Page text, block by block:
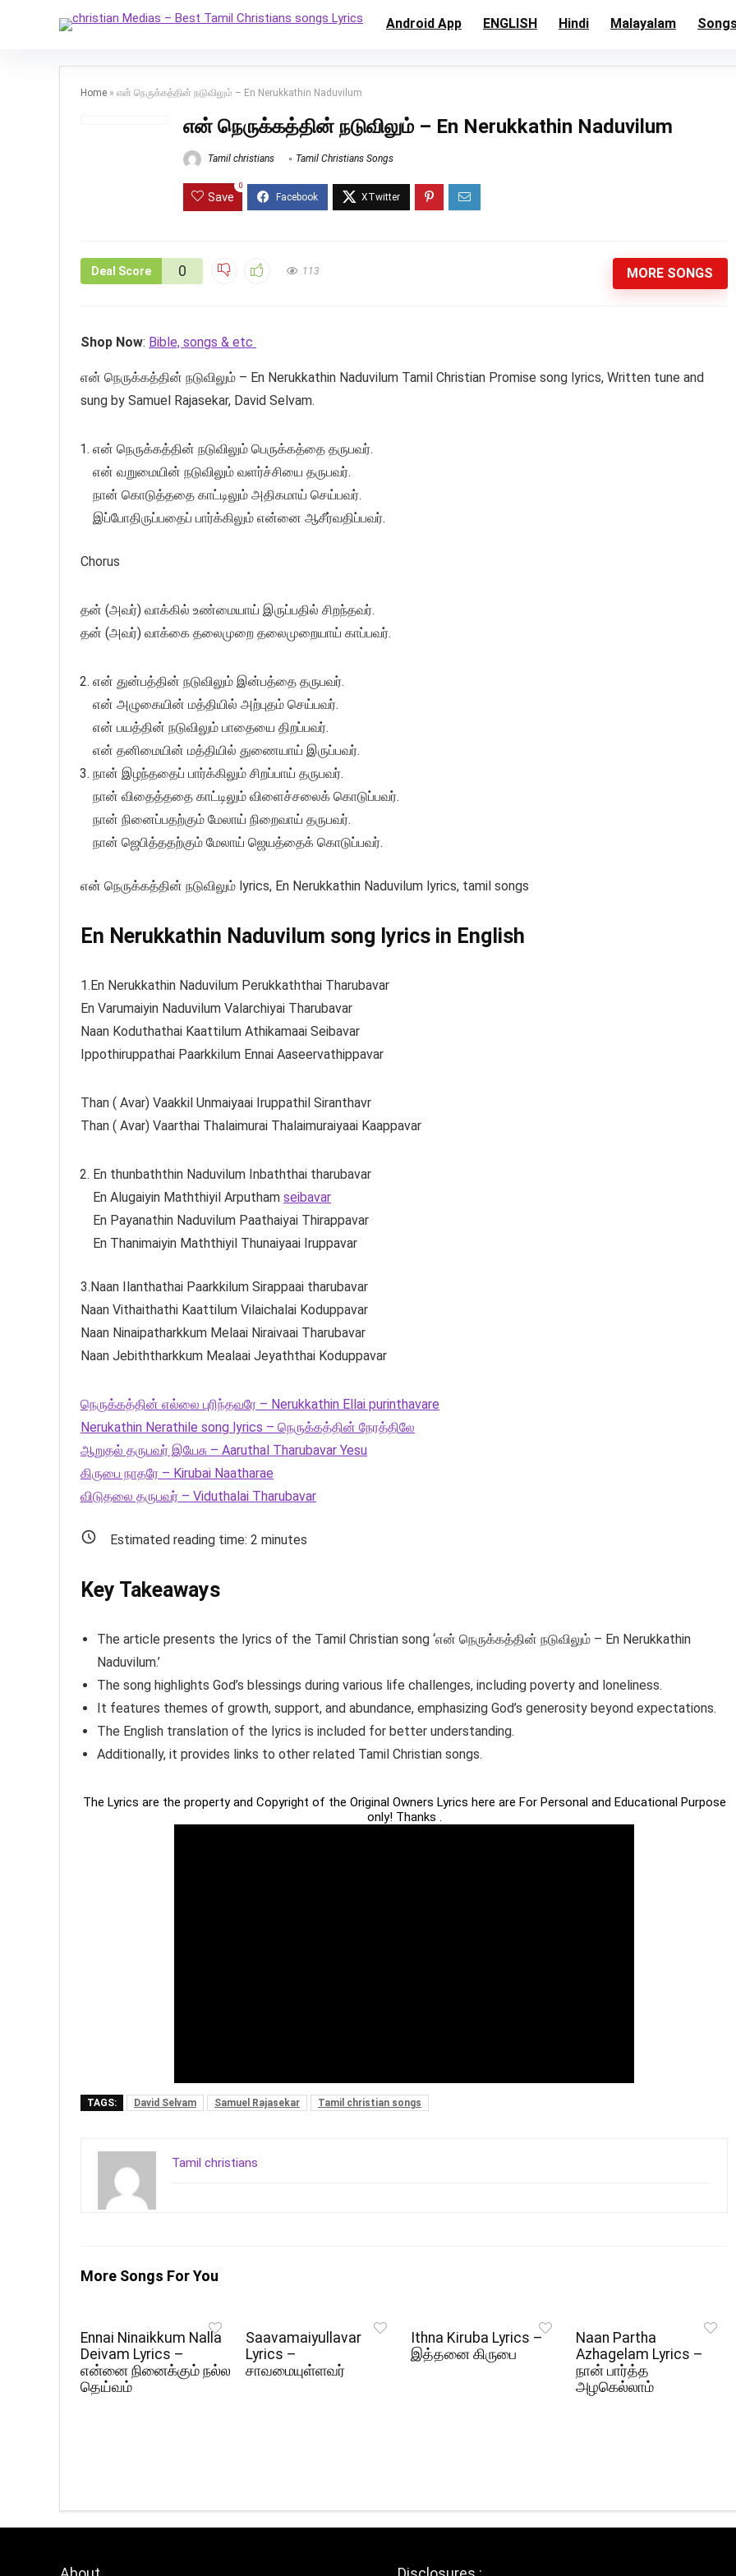
Android App ENGLISH Hindi Malayalam
Home » என் நெருக்கத்தின் நடுவிலும் – En Nerukkathin Naduvilum
என் நெருக்கத்தின் நடுவிலும் – En Nerukkathin Naduvilum
Tamil christians Tamil Christians Songs
Save
0
Deal Score 0 113 MORE SONGS
Shop Now: Bible, songs & etc
என் நெருக்கத்தின் நடுவிலும் – En Nerukkathin Naduvilum Tamil Christian Promise song lyrics, Written tune and
sung by Samuel Rajasekar, David Selvam.
என் நெருக்கத்தின் நடுவிலும் பெருக்கத்தை தருபவர்.
என் வறுமையின் நடுவிலும் வளர்ச்சியை தருபவர்.
நான் கொடுத்ததை காட்டிலும் அதிகமாய் செய்பவர்.
இப்போதிருப்பதைப் பார்க்கிலும் என்னை ஆசீர்வதிப்பவர்.
Chorus
தன் (அவர்) வாக்கில் உண்மையாய் இருப்பதில் சிறந்தவர்.
தன் (அவர்) வாக்கை தலைமுறை தலைமுறையாய் காப்பவர்.
என் துன்பத்தின் நடுவிலும் இன்பத்தை தருபவர்.
என் அழுகையின் மத்தியில் அற்புதம் செய்பவர்.
என் பயத்தின் நடுவிலும் பாதையை திறப்பவர்.
என் தனிமையின் மத்தியில் துணையாய் இருப்பவர்.
நான் இழந்ததைப் பார்க்கிலும் சிறப்பாய் தருபவர்.
நான் விதைத்ததை காட்டிலும் விளைச்சலைக் கொடுப்பவர்.
நான் நினைப்பதற்கும் மேலாய் நிறைவாய் தருபவர்.
நான் ஜெபித்ததற்கும் மேலாய் ஜெயத்தைக் கொடுப்பவர்.
என் நெருக்கத்தின் நடுவிலும் lyrics, En Nerukkathin Naduvilum lyrics, tamil songs
En Nerukkathin Naduvilum song lyrics in English
1.En Nerukkathin Naduvilum Perukkaththai Tharubavar
En Varumaiyin Naduvilum Valarchiyai Tharubavar
Naan Koduthathai Kaattilum Athikamaai Seibavar
Ippothiruppathai Paarkkilum Ennai Aaseervathippavar
Than ( Avar) Vaakkil Unmaiyaai Iruppathil Siranthavr
Than ( Avar) Vaarthai Thalaimurai Thalaimuraiyaai Kaappavar
En thunbaththin Naduvilum Inbaththai tharubavar
En Alugaiyin Maththiyil Arputham seibavar
En Payanathin Naduvilum Paathaiyai Thirappavar
En Thanimaiyin Maththiyil Thunaiyaai Iruppavar
3.Naan Ilanthathai Paarkkilum Sirappaai tharubavar
Naan Vithaithathi Kaattilum Vilaichalai Koduppavar
Naan Ninaipatharkkum Melaai Niraivaai Tharubavar
Naan Jebiththarkkum Mealaai Jeyaththai Koduppavar
நெருக்கத்தின் எல்லை புரிந்தவரே – Nerukkathin Ellai purinthavare
Nerukathin Nerathile song lyrics – நெருக்கத்தின் நேரத்திலே
ஆறுதல் தருபவர் இயேசு – Aaruthal Tharubavar Yesu
கிருபை நாதரே – Kirubai Naatharae
விடுதலை தருபவர் – Viduthalai Tharubavar
Estimated reading time: 2 minutes
Key Takeaways
The article presents the lyrics of the Tamil Christian song ‘என் நெருக்கத்தின் நடுவிலும் – En Nerukkathin
Naduvilum.’
The song highlights God’s blessings during various life challenges, including poverty and loneliness.
It features themes of growth, support, and abundance, emphasizing God’s generosity beyond expectations.
The English translation of the lyrics is included for better understanding.
Additionally, it provides links to other related Tamil Christian songs.
The Lyrics are the property and Copyright of the Original Owners Lyrics here are For Personal and Educational Purpose
only! Thanks .
TAGS: David Selvam Samuel Rajasekar Tamil christian songs
Tamil christians
More Songs For You
Ennai Ninaikkum Nalla
Deivam Lyrics –
என்னை நினைக்கும் நல்ல
தெய்வம்
Saavamaiyullavar
Lyrics –
சாவமையுள்ளவர்
Ithna Kiruba Lyrics –
இத்தனை கிருபை
Naan Partha
Azhagelam Lyrics –
நான் பார்த்த
அழகெல்லாம்